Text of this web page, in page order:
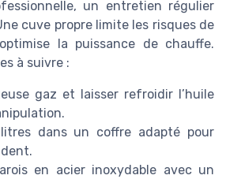
un entretien régulier
cuve propre limite les risques de
la puissance de chauffe.
à suivre :
gaz et laisser refroidir l’huile
dans un coffre adapté pour
en acier inoxydable avec un